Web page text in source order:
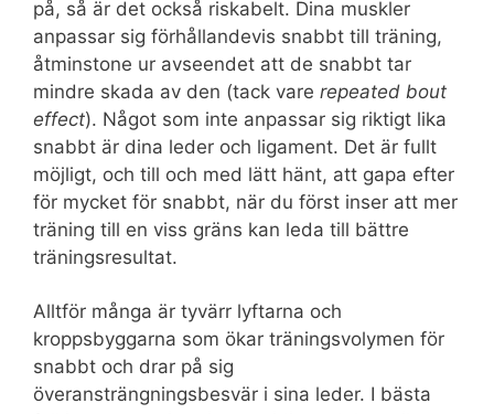
på, så är det också riskabelt. Dina muskler
anpassar sig förhållandevis snabbt till träning,
åtminstone ur avseendet att de snabbt tar
mindre skada av den (tack vare repeated bout
effect). Något som inte anpassar sig riktigt lika
snabbt är dina leder och ligament. Det är fullt
möjligt, och till och med lätt hänt, att gapa efter
för mycket för snabbt, när du först inser att mer
träning till en viss gräns kan leda till bättre
träningsresultat.
Alltför många är tyvärr lyftarna och
kroppsbyggarna som ökar träningsvolymen för
snabbt och drar på sig
överansträngningsbesvär i sina leder. I bästa